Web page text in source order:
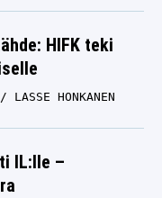
HIFK teki
LASSE HONKANEN
IL:lle –